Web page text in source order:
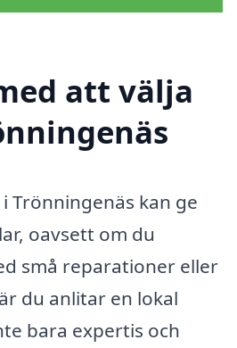
att välja
Trönningenäs kan ge
oavsett om du
små reparationer eller
du anlitar en lokal
bara expertis och